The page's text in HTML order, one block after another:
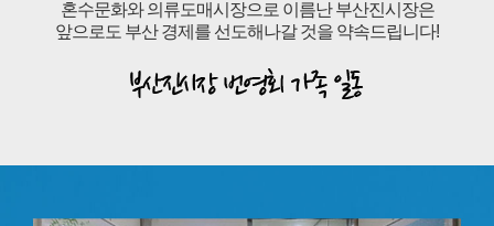
혼수문화와 의류도매시장으로 이름난 부산진시장은
앞으로도 부산 경제를 선도해나갈 것을 약속드립니다!